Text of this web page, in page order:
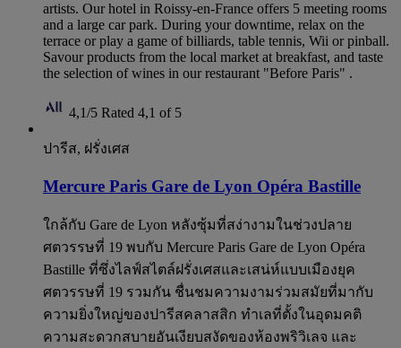
artists. Our hotel in Roissy-en-France offers 5 meeting rooms
and a large car park. During your downtime, relax on the
terrace or play a game of billiards, table tennis, Wii or pinball.
Savour products from the local market at breakfast, and taste
the selection of wines in our restaurant "Before Paris" .
4,1/5 Rated 4,1 of 5
ปารีส, ฝรั่งเศส
Mercure Paris Gare de Lyon Opéra Bastille
ใกล้กับ Gare de Lyon หลังซุ้มที่สง่างามในช่วงปลาย
ศตวรรษที่ 19 พบกับ Mercure Paris Gare de Lyon Opéra
Bastille ที่ซึ่งไลฟ์สไตล์ฝรั่งเศสและเสน่ห์แบบเมืองยุค
ศตวรรษที่ 19 รวมกัน ชื่นชมความงามร่วมสมัยที่มากับ
ความยิ่งใหญ่ของปารีสคลาสสิก ทําเลที่ตั้งในอุดมคติ
ความสะดวกสบายอันเงียบสงัดของห้องพริวิเลจ และ